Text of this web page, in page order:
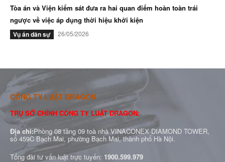
Tòa án và Viện kiểm sát đưa ra hai quan điểm hoàn toàn trái
ngược về việc áp dụng thời hiệu khởi kiện
Vụ án dân sự 26/05/2026
CÔNG TY LUẬT DRAGON
TRỤ SỞ CHÍNH CÔNG TY LUẬT DRAGON:
Địa chỉ:Phòng 08 tầng 09 toà nhà VINACONEX DIAMOND TOWER,
số 459C Bạch Mai, phường Bạch Mai, thành phố Hà Nội.
Tổng đài tư vấn luật trực tuyến: 1900.599.979